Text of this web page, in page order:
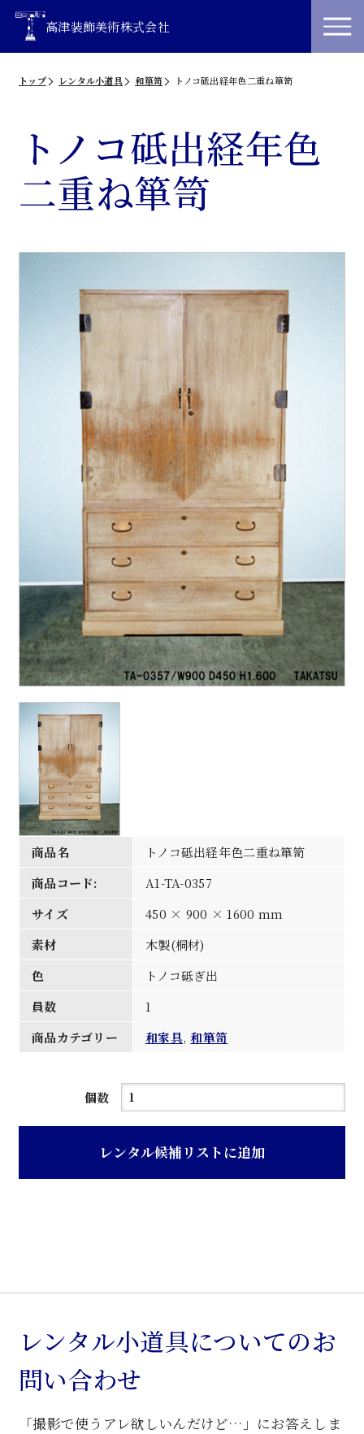
高津装飾美術株式会社
トップ レンタル小道具 和箪笥 トノコ砥出経年色二重ね箪笥
トノコ砥出経年色
二重ね箪笥
商品名
トノコ砥出経年色二重ね箪笥
商品コード:
A1-TA-0357
サイズ
450 × 900 × 1600 mm
素材
木製(桐材)
色
トノコ砥ぎ出
員数
1
商品カテゴリー
和家具,和箪笥
個数
ト
砥
ね
箪
笥
レンタル候補リストに追加
レンタル小道具についてのお
問い合わせ
「撮影で使うアレ欲しいんだけど…」にお答えしま